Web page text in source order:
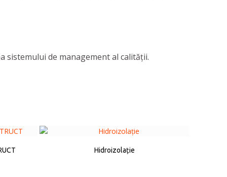
sistemului de management al calităţii.
Hidroizolație